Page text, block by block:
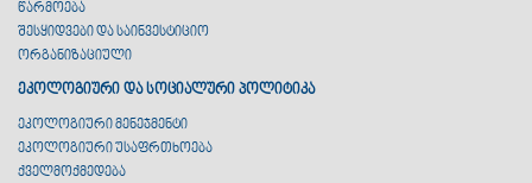
წარმოება
შესყიდვები და საინვესტიციო
ორგანიზაციული
ეკოლოგიური და სოციალური პოლიტიკა
ეკოლოგიური მენეჯმენტი
ეკოლოგიური უსაფრთხოება
ქველმოქმედება